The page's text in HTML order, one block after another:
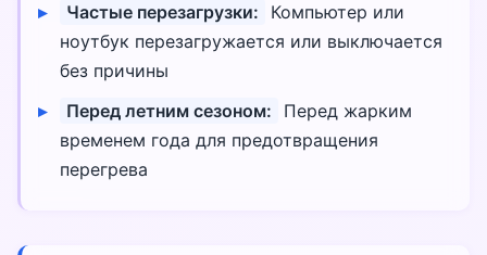
Частые перезагрузки:
Компьютер или
ноутбук перезагружается или выключается
без причины
Перед летним сезоном:
Перед жарким
временем года для предотвращения
перегрева